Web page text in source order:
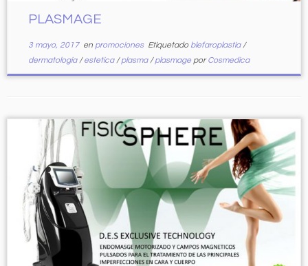
PLASMAGE
3 mayo, 2017en promociones Etiquetado blefaroplastia/
dermatologia/estetica/plasma/plasmage porCosmedica